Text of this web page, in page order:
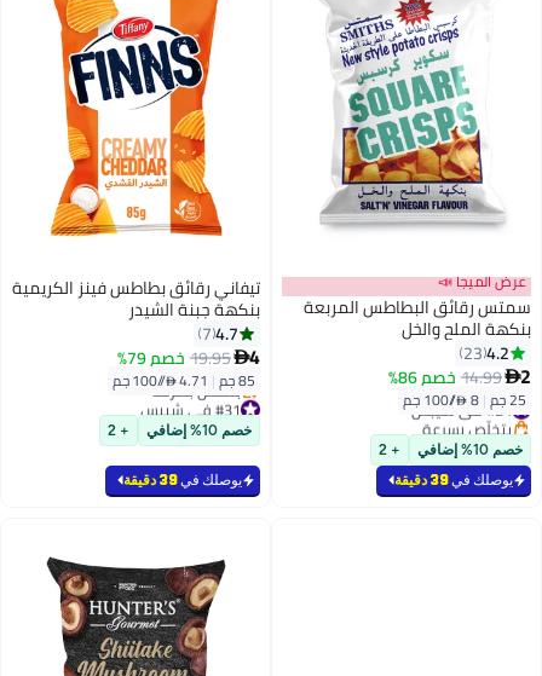
عرض الميجا 📣
سمتس رقائق البطاطس المربعة
بنكهة الملح والخل
4.2
23
2
14.99خصم 86%
25 جم |8 /⁨/100 جم⁩ #24 في شيبس
بتخلّص بسرعة
#24 في شيبس
خصم 10% إضافي + 2
يوصلك في39 دقيقة
تيفاني رقائق بطاطس فينز الكريمية
بنكهة جبنة الشيدر
4.7
7
4
19.95خصم 79%
85 جم |
#31 في شيبس
أقل سعر في 7 يوم
بتخلّص بسرعة
#31 في شيبس
خصم 10% إضافي + 2
يوصلك في39 دقيقة